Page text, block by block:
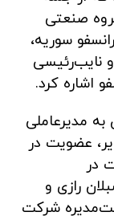
صنعتی
سوریه،
نایب‌رئیسی
اشاره کرد.
مدیرعاملی
عضویت در
در
رازی و
شرکت